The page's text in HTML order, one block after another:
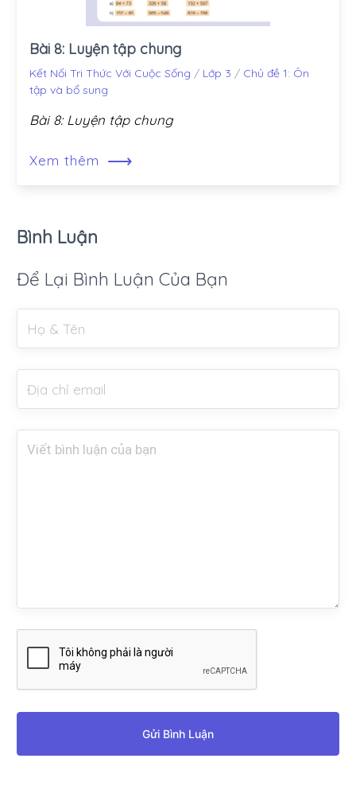
Bài 8: Luyện tập chung
Kết Nối Tri Thức Với Cuộc Sống / Lớp 3 / Chủ đề 1: Ôn
tập và bổ sung
Bài 8: Luyện tập chung
Xem thêm ⟶
Bình Luận
Để Lại Bình Luận Của Bạn
Gửi Bình Luận